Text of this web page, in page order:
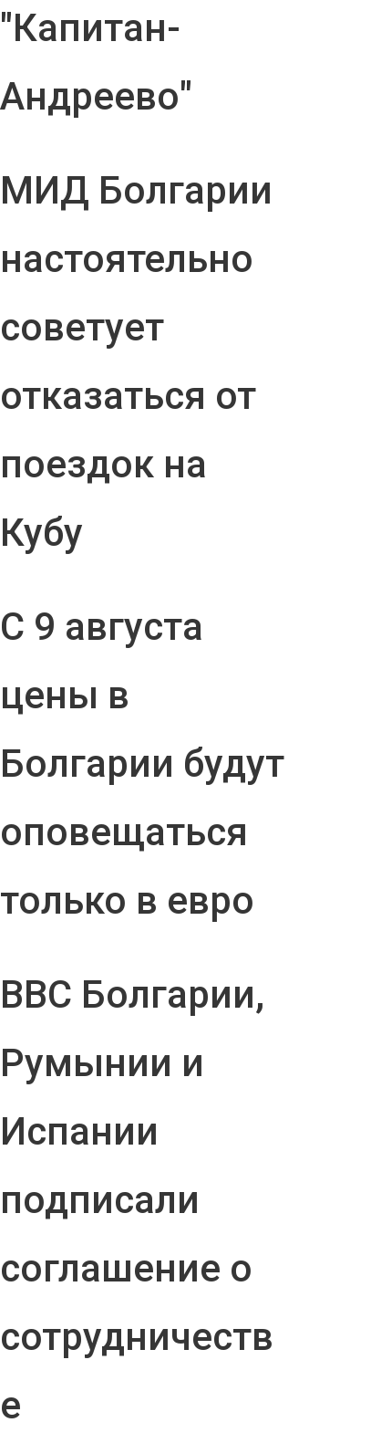
"Капитан-
Андреево"
МИД Болгарии
настоятельно
советует
отказаться от
поездок на
Кубу
С 9 августа
цены в
Болгарии будут
оповещаться
только в евро
ВВС Болгарии,
Румынии и
Испании
подписали
соглашение о
сотрудничеств
е